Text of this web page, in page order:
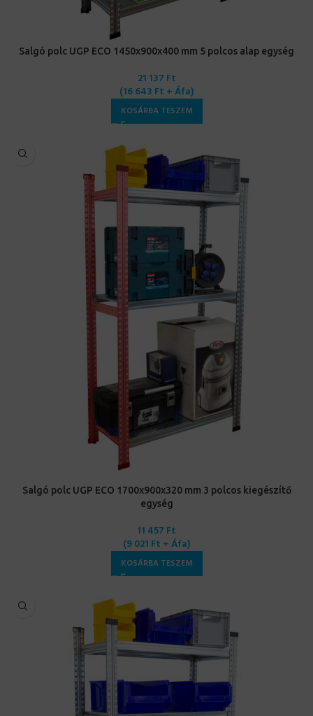
Salgó polc UGP ECO 1450x900x400 mm 5 polcos alap egység
21 137 Ft
(16 643 Ft + Áfa)
KOSÁRBA TESZEM
Salgó polc UGP ECO 1700x900x320 mm 3 polcos kiegészítő
egység
11 457 Ft
(9 021 Ft + Áfa)
KOSÁRBA TESZEM